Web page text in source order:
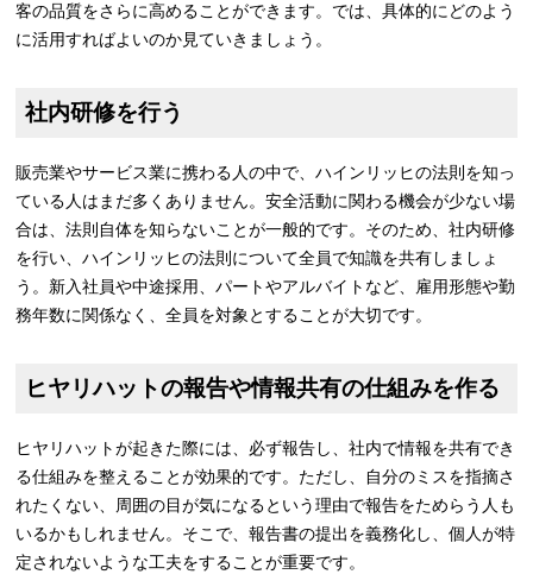
客の品質をさらに高めることができます。では、具体的にどのよう
に活用すればよいのか見ていきましょう。
社内研修を行う
販売業やサービス業に携わる人の中で、ハインリッヒの法則を知っ
ている人はまだ多くありません。安全活動に関わる機会が少ない場
合は、法則自体を知らないことが一般的です。そのため、社内研修
を行い、ハインリッヒの法則について全員で知識を共有しましょ
う。新入社員や中途採用、パートやアルバイトなど、雇用形態や勤
務年数に関係なく、全員を対象とすることが大切です。
ヒヤリハットの報告や情報共有の仕組みを作る
ヒヤリハットが起きた際には、必ず報告し、社内で情報を共有でき
る仕組みを整えることが効果的です。ただし、自分のミスを指摘さ
れたくない、周囲の目が気になるという理由で報告をためらう人も
いるかもしれません。そこで、報告書の提出を義務化し、個人が特
定されないような工夫をすることが重要です。